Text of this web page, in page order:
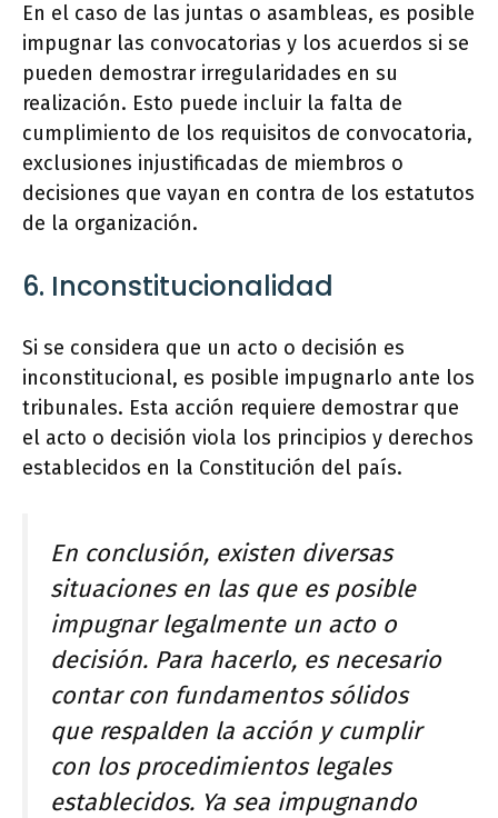
En el caso de las juntas o asambleas, es posible
impugnar las convocatorias y los acuerdos si se
pueden demostrar irregularidades en su
realización. Esto puede incluir la falta de
cumplimiento de los requisitos de convocatoria,
exclusiones injustificadas de miembros o
decisiones que vayan en contra de los estatutos
de la organización.
6. Inconstitucionalidad
Si se considera que un acto o decisión es
inconstitucional, es posible impugnarlo ante los
tribunales. Esta acción requiere demostrar que
el acto o decisión viola los principios y derechos
establecidos en la Constitución del país.
En conclusión, existen diversas
situaciones en las que es posible
impugnar legalmente un acto o
decisión. Para hacerlo, es necesario
contar con fundamentos sólidos
que respalden la acción y cumplir
con los procedimientos legales
establecidos. Ya sea impugnando